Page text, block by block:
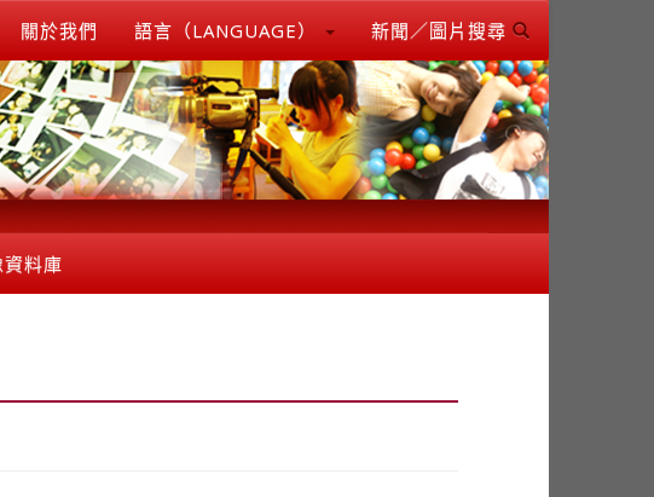
關於我們 語言（LANGUAGE） 新聞／圖片搜尋
料庫